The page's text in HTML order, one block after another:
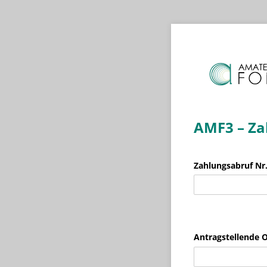
AMF3 –
Zahlungsabruf Nr.
Antragstellende